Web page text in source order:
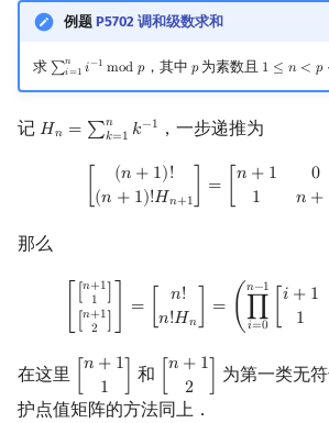
例题 P5702 调和级数求和
求 ∑𝑛
𝑖=1 𝑖−1 mod 𝑝
∑i =1n i−1modp ，其中 𝑝
p为素数且 1 ≤ 𝑛 < 𝑝
1≤n <p <2 30
记 𝐻𝑛 = ∑𝑛
𝑘=1 𝑘−1
Hn=∑k =1nk− 1 ，一步递推为
(𝑛 + 1)!
(𝑛 + 1)!𝐻𝑛+1
= 𝑛 + 1
0
1
𝑛 +
(n+ 1) (n+ =[ n+ 1 1]
那么
[𝑛+1
1 ]
[𝑛+1
2 ]
= 𝑛!
𝑛!𝐻𝑛
= (
𝑛−1
∏
𝑖=0
𝑖 + 1
1
[n+11 2 ]=[ !n ]=(∏i =0 n− 1
在这里 𝑛 + 1
1
1 和 𝑛 + 1
2
12
为第一类无
护点值矩阵的方法同上．